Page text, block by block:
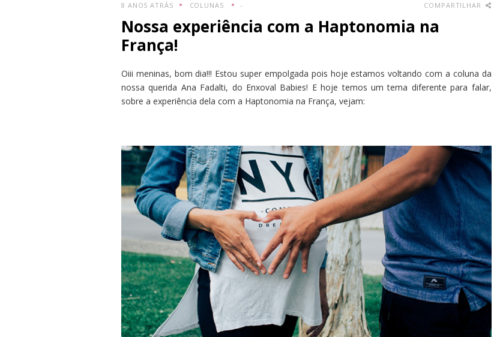
8 ANOS ATRÁS COLUNAS - COMPARTILHAR
Nossa experiência com a Haptonomia na
França!
Oiii meninas, bom dia!!! Estou super empolgada pois hoje estamos voltando com a coluna da
nossa querida Ana Fadalti, do Enxoval Babies! E hoje temos um tema diferente para falar,
sobre a experiência dela com a Haptonomia na França, vejam: